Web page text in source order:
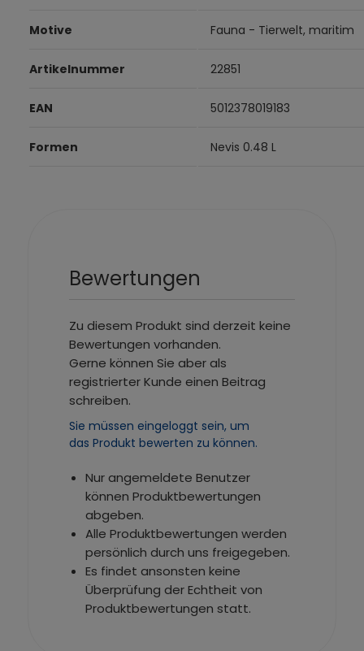
Motive Fauna - Tierwelt, maritim
Artikelnummer 22851
EAN 5012378019183
Formen Nevis 0.48 L
Bewertungen
Zu diesem Produkt sind derzeit keine
Bewertungen vorhanden.
Gerne können Sie aber als
registrierter Kunde einen Beitrag
schreiben.
Sie müssen eingeloggt sein, um
das Produkt bewerten zu können.
Nur angemeldete Benutzer
können Produktbewertungen
abgeben.
Alle Produktbewertungen werden
persönlich durch uns freigegeben.
Es findet ansonsten keine
Überprüfung der Echtheit von
Produktbewertungen statt.